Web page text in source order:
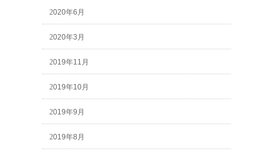
2020年6月
2020年3月
2019年11月
2019年10月
2019年9月
2019年8月